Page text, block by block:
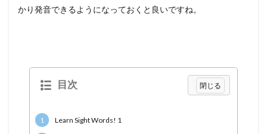
かり発音できるようになっておくと良いですね。
目次
1 Learn Sight Words! 1